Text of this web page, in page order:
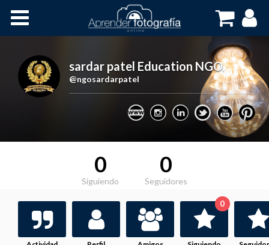
Cursos OnLine
sardar patel Education NGO,
@ngosardarpatel
0
Siguiendo
0
Seguidores
0